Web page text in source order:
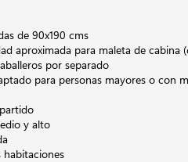
de 90x190 cms
aproximada para maleta de cabina
por separado
para personas mayores o con
y alto
habitaciones